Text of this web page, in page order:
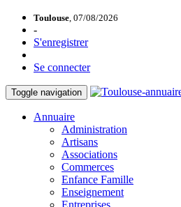
Toulouse, 07/08/2026
-
S'enregistrer
Se connecter
Toggle navigation
Annuaire
Administration
Artisans
Associations
Commerces
Enfance Famille
Enseignement
Entreprises